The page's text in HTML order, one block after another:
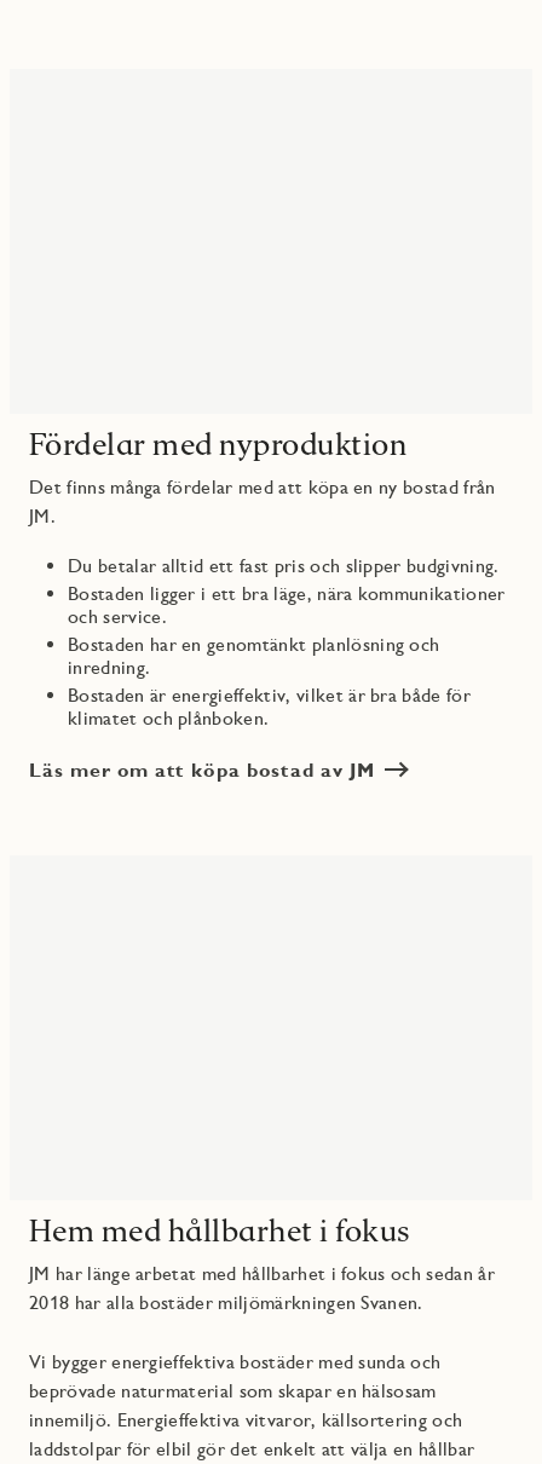
Fördelar med nyproduktion
Det finns många fördelar med att köpa en ny bostad från
JM.
Du betalar alltid ett fast pris och slipper budgivning.
Bostaden ligger i ett bra läge, nära kommunikationer
och service.
Bostaden har en genomtänkt planlösning och
inredning.
Bostaden är energieffektiv, vilket är bra både för
klimatet och plånboken.
Läs mer om att köpa bostad av JM
Hem med hållbarhet i fokus
JM har länge arbetat med hållbarhet i fokus och sedan år
2018 har alla bostäder miljömärkningen Svanen.
Vi bygger energieffektiva bostäder med sunda och
beprövade naturmaterial som skapar en hälsosam
innemiljö. Energieffektiva vitvaror, källsortering och
laddstolpar för elbil gör det enkelt att välja en hållbar